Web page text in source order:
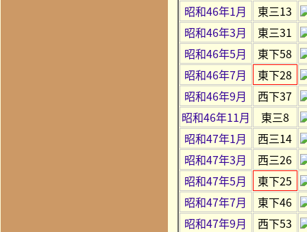
昭和46年1月
東三13
昭和46年3月
東三31
昭和46年5月
東下58
昭和46年7月
東下28
昭和46年9月
西下37
昭和46年11月
東三8
昭和47年1月
西三14
昭和47年3月
西三26
昭和47年5月
東下25
昭和47年7月
東下46
昭和47年9月
西下53